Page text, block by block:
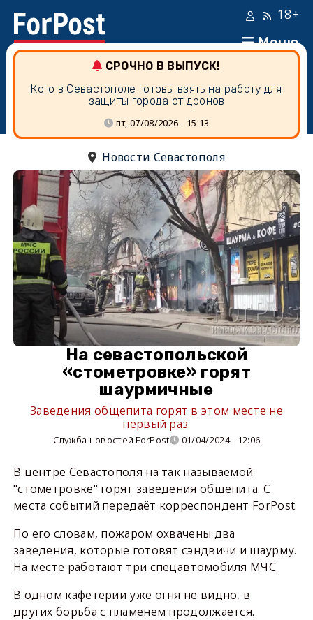
Меню
18+
СРОЧНО В ВЫПУСК!
Кого в Севастополе готовы взять на работу для
защиты города от дронов
пт, 07/08/2026 - 15:13
Новости Севастополя
На севастопольской
«стометровке» горят
шаурмичные
Заведения общепита горят в этом месте не
первый раз.
Служба новостей ForPost 01/04/2024 - 12:06
В центре Севастополя на так называемой
"стометровке" горят заведения общепита. С
места событий передаёт корреспондент ForPost.
По его словам, пожаром охвачены два
заведения, которые готовят сэндвичи и шаурму.
На месте работают три спецавтомобиля МЧС.
В одном кафетерии уже огня не видно, в
других борьба с пламенем продолжается.